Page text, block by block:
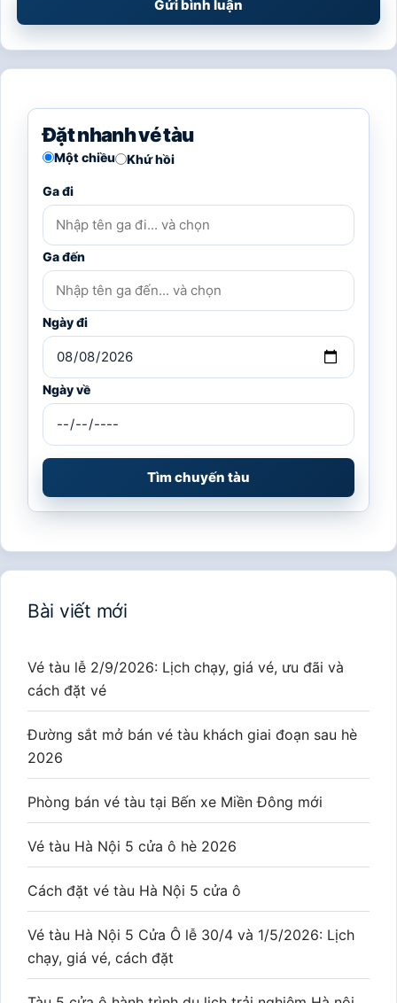
Đặt nhanh vé tàu
Một chiều Khứ hồi
Ga đi
Ga đến
Ngày đi
Ngày về
Tìm chuyến tàu
Bài viết mới
Vé tàu lễ 2/9/2026: Lịch chạy, giá vé, ưu đãi và
cách đặt vé
Đường sắt mở bán vé tàu khách giai đoạn sau hè
2026
Phòng bán vé tàu tại Bến xe Miền Đông mới
Vé tàu Hà Nội 5 cửa ô hè 2026
Cách đặt vé tàu Hà Nội 5 cửa ô
Vé tàu Hà Nội 5 Cửa Ô lễ 30/4 và 1/5/2026: Lịch
chạy, giá vé, cách đặt